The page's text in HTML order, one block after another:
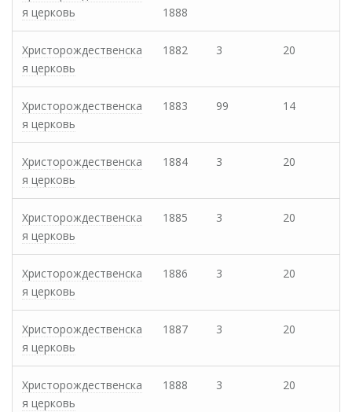
я церковь
1888
Христорождественска
я церковь
1882 3 20
Христорождественска
я церковь
1883 99 14
Христорождественска
я церковь
1884 3 20
Христорождественска
я церковь
1885 3 20
Христорождественска
я церковь
1886 3 20
Христорождественска
я церковь
1887 3 20
Христорождественска
я церковь
1888 3 20